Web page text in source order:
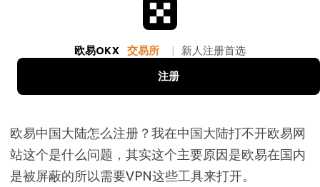
欧易OKX 交易所 | 新人注册首选
注册
欧易中国大陆怎么注册？我在中国大陆打不开欧易网
站这个是什么问题，其实这个主要原因是欧易在国内
是被屏蔽的所以需要VPN这些工具来打开。